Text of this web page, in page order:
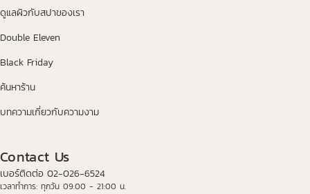
ดูแลผิวกับสปาของเรา
Double Eleven
Black Friday
ค้นหาร้าน
บทความเกี่ยวกับความงาม
Contact Us
เบอร์ติดต่อ 02-026-6524
เวลาทำการ: ทุกวัน 09.00 - 21:00 น.